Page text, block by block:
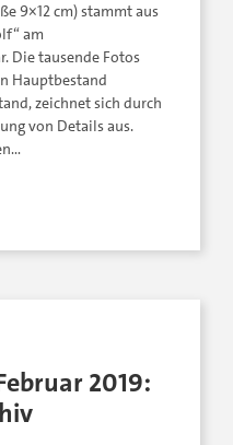
9×12 cm) stammt aus
am
Die tausende Fotos
Hauptbestand
zeichnet sich durch
von Details aus.
2019: